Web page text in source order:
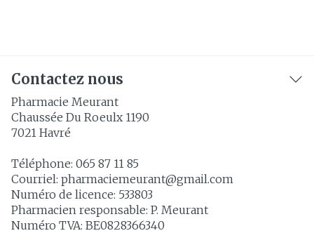
Contactez nous
Pharmacie Meurant
Chaussée Du Roeulx 1190
7021 Havré
Téléphone: 065 87 11 85
Courriel: pharmaciemeurant@gmail.com
Numéro de licence: 533803
Pharmacien responsable: P. Meurant
Numéro TVA: BE0828366340